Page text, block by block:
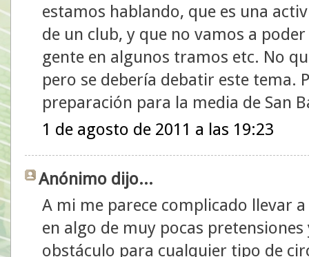
estamos hablando, que es una
de un club, y que no vamos a
gente en algunos tramos etc. No
pero se debería debatir este tema.
preparación para la media de San
1 de agosto de 2011 a las 19:23
Anónimo dijo...
A mi me parece complicado llevar
en algo de muy pocas
obstáculo para cualquier tipo de